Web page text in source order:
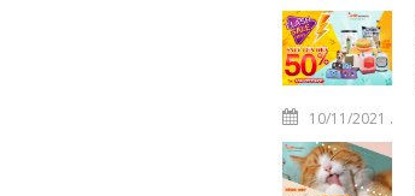
10/11/2021 .